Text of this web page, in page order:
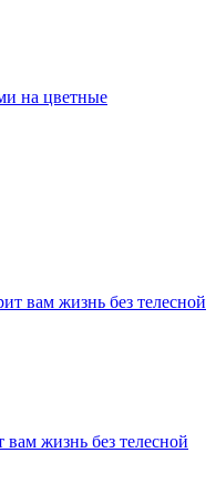
на цветные
жизнь без телесной